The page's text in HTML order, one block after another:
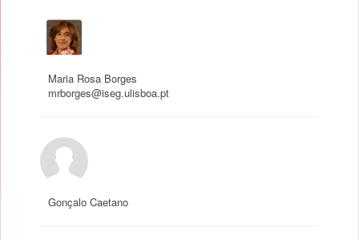
Maria Rosa Borges
mrborges@iseg.ulisboa.pt
Gonçalo Caetano